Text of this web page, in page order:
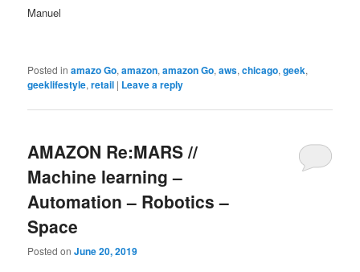
Manuel
Posted in amazo Go,amazon,amazon Go,aws,chicago,geek,
geeklifestyle,retail | Leave a reply
AMAZON Re:MARS //
Machine learning –
Automation – Robotics –
Space
Posted onJune 20, 2019